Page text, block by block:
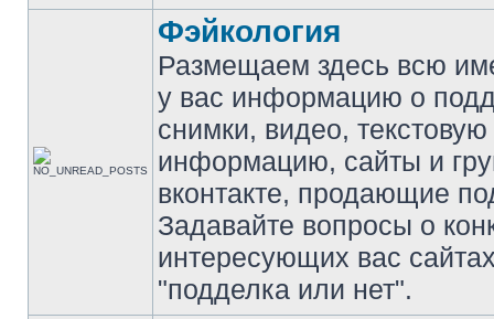
Фэйкология
Размещаем здесь всю
у вас информацию о
снимки, видео, текстовую
информацию, сайты и
вконтакте, продающие
Задавайте вопросы о
интересующих вас
"подделка или нет".